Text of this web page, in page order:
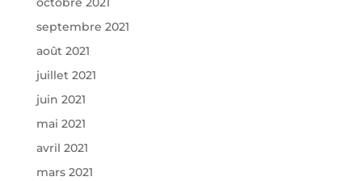
septembre 2021
août 2021
juillet 2021
juin 2021
mai 2021
avril 2021
mars 2021